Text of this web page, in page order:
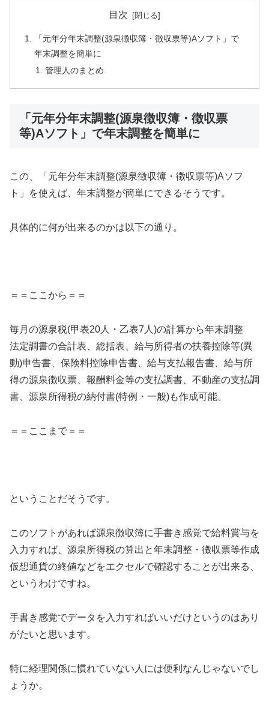
目次
「元年分年末調整(源泉徴収簿・徴収票等)Aソフト」で
年末調整を簡単に
管理人のまとめ
「元年分年末調整(源泉徴収簿・徴収票
等)Aソフト」で年末調整を簡単に
この、「元年分年末調整(源泉徴収簿・徴収票等)Aソフ
ト」を使えば、年末調整が簡単にできるそうです。
具体的に何が出来るのかは以下の通り。
＝＝ここから＝＝
毎月の源泉税(甲表20人・乙表7人)の計算から年末調整
法定調書の合計表、総括表、給与所得者の扶養控除等(異
動)申告書、保険料控除申告書、給与支払報告書、給与所
得の源泉徴収票、報酬料金等の支払調書、不動産の支払調
書、源泉所得税の納付書(特例・一般)も作成可能。
＝＝ここまで＝＝
ということだそうです。
このソフトがあれば源泉徴収簿に手書き感覚で給料賞与を
入力すれば、源泉所得税の算出と年末調整・徴収票等作成
仮想通貨の終値などをエクセルで確認することが出来る、
というわけですね。
手書き感覚でデータを入力すればいいだけというのはあり
がたいと思います。
特に経理関係に慣れていない人には便利なんじゃないでし
ょうか。